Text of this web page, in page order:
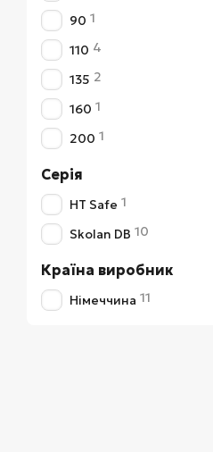
90 1
110 4
135 2
160 1
200 1
Серія
HT Safe 1
Skolan DB 10
Країна виробник
Німеччина 11